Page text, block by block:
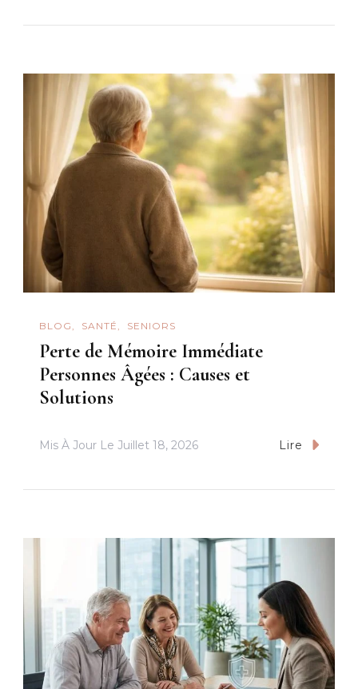
BLOG SANTÉ SENIORS
Perte de Mémoire Immédiate
Personnes Âgées : Causes et
Solutions
Mis À Jour Le Juillet 18, 2026 Lire